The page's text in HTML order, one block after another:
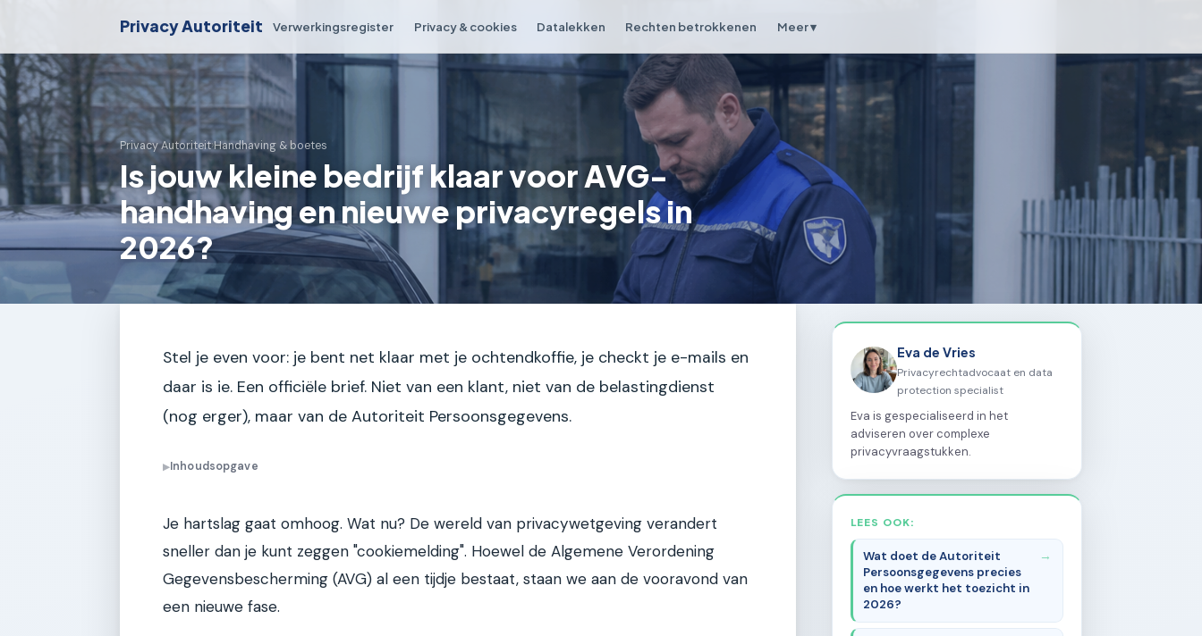
Privacy Autoriteit Verwerkingsregister Privacy & cookies Datalekken Rechten betrokkenen Meer ▾
Privacy Autoriteit›Handhaving & boetes
Is jouw kleine bedrijf klaar voor AVG-
handhaving en nieuwe privacyregels in
2026?
Stel je even voor: je bent net klaar met je ochtendkoffie, je checkt je e-mails en
daar is ie. Een officiële brief. Niet van een klant, niet van de belastingdienst
(nog erger), maar van de Autoriteit Persoonsgegevens.
▶Inhoudsopgave
Je hartslag gaat omhoog. Wat nu? De wereld van privacywetgeving verandert
sneller dan je kunt zeggen "cookiemelding". Hoewel de Algemene Verordening
Gegevensbescherming (AVG) al een tijdje bestaat, staan we aan de vooravond van
een nieuwe fase.
Eva de Vries
Privacyrechtadvocaat en data
protection specialist
Eva is gespecialiseerd in het
adviseren over complexe
privacyvraagstukken.
LEES OOK:
Wat doet de Autoriteit
Persoonsgegevens precies
en hoe werkt het toezicht in
2026?